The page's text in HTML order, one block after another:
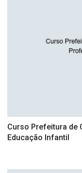
Curso Prefeitura de
Educação Infantil